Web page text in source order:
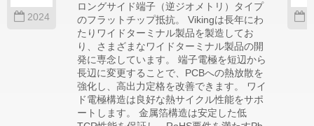
2024
ロングサイド端子（逆ジオメトリ）タイプ
のフラットチップ抵抗。 Vikingは長年にわ
たりワイドターミナル製品を製造してお
り、さまざまなワイドターミナル製品の開
発に専念しています。 端子電極を短辺から
長辺に変更することで、PCBへの熱放散を
強化し、高出力定格を改善できます。 ワイ
ド電極構造は良好な熱サイクル性能をサポ
ートします。 金属箔構造は安定した低